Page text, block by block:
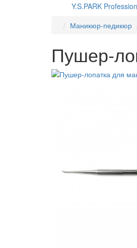
Y.S.PARK
Маникюр-педикюр
Пушер-